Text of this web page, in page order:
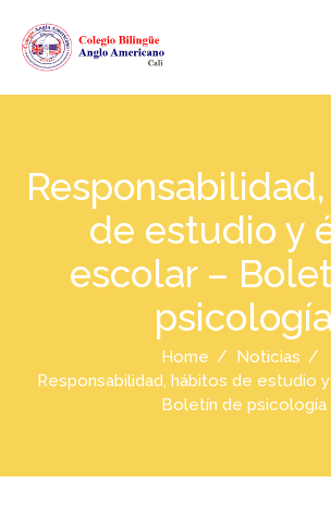
de estudio y
escolar –
psicología
Home
Noticias
Responsabilidad, hábitos de estudio
Boletín de psicología